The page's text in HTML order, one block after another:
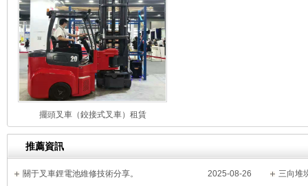
擺頭叉車（鉸接式叉車）租賃
推薦資訊
2025-08-26
關于叉車鋰電池維修技術分享。
三向堆